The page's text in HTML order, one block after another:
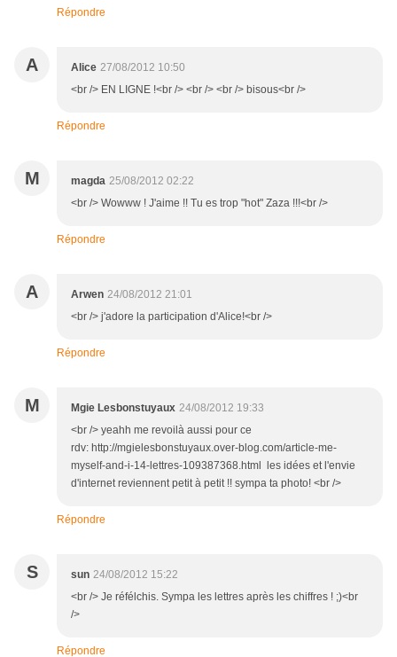
Répondre
A Alice 27/08/2012 10:50
<br /> EN LIGNE !<br /> <br /> <br /> bisous<br />
Répondre
M magda 25/08/2012 02:22
<br /> Wowww ! J'aime !! Tu es trop "hot" Zaza !!!<br />
Répondre
A Arwen 24/08/2012 21:01
<br /> j'adore la participation d'Alice!<br />
Répondre
M Mgie Lesbonstuyaux 24/08/2012 19:33
<br /> yeahh me revoilà aussi pour ce
rdv: http://mgielesbonstuyaux.over-blog.com/article-me-
myself-and-i-14-lettres-109387368.html les idées et l'envie
d'internet reviennent petit à petit !! sympa ta photo! <br />
Répondre
S sun 24/08/2012 15:22
<br /> Je réfélchis. Sympa les lettres après les chiffres ! ;)<br
/>
Répondre